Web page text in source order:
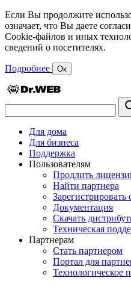
Если Вы продолжите
означает, что Вы даете
Cookie-файлов и иных
сведений о посетителях.
Подробнее Ок
Для дома
Для бизнеса
Поддержка
Пользователям
Продлить
Найти партнера
Документация
Скачать
Техническая
Партнерам
Стать партнером
Портал для
Технологическое